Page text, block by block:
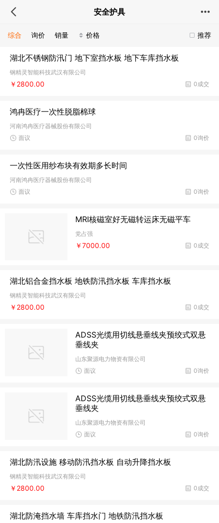
安全护具
推荐
综合 询价 销量 价格
湖北不锈钢防汛门 地下室挡水板 地下车库挡水板
钢精灵智能科技武汉有限公司
0成交
￥2800.00
鸿冉医疗一次性脱脂棉球
河南鸿冉医疗器械股份有限公司
0询价
面议
一次性医用纱布块有效期多长时间
河南鸿冉医疗器械股份有限公司
0询价
面议
MRI核磁室好无磁转运床无磁平车
党占强
0成交
￥7000.00
湖北铝合金挡水板 地铁防汛挡水板 车库挡水板
钢精灵智能科技武汉有限公司
0成交
￥2800.00
ADSS光缆用切线悬垂线夹预绞式双悬
垂线夹
山东聚源电力物资有限公司
0询价
面议
ADSS光缆用切线悬垂线夹预绞式双悬
垂线夹
山东聚源电力物资有限公司
0询价
面议
湖北防汛设施 移动防汛挡水板 自动升降挡水板
钢精灵智能科技武汉有限公司
0成交
￥2800.00
湖北防淹挡水墙 车库挡水门 地铁防汛挡水板